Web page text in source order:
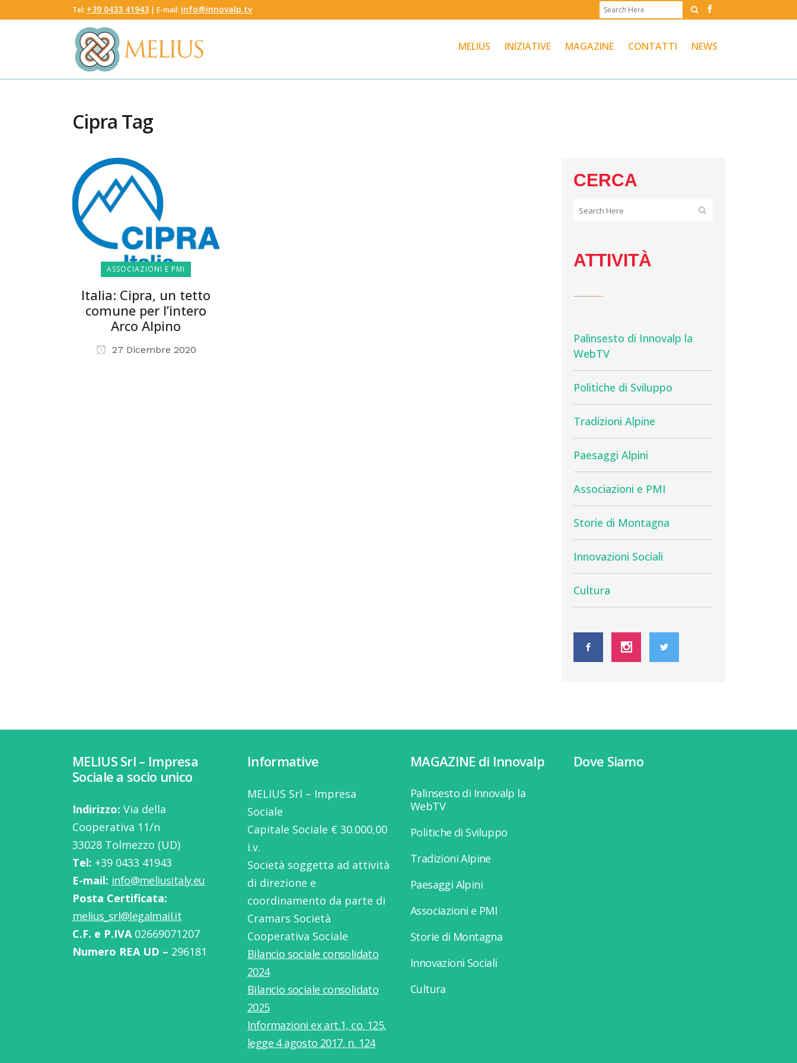
Tel: ‭+39 0433 41943 ‬ | E-mail: info@innovalp.tv
MELIUS INIZIATIVE MAGAZINE CONTATTI NEWS
Cipra Tag
ASSOCIAZIONI E PMI
Italia: Cipra, un tetto
comune per l’intero
Arco Alpino
27 Dicembre 2020
CERCA
ATTIVITÀ
Palinsesto di Innovalp la
WebTV
Politiche di Sviluppo
Tradizioni Alpine
Paesaggi Alpini
Associazioni e PMI
Storie di Montagna
Innovazioni Sociali
Cultura
MELIUS Srl – Impresa
Sociale a socio unico
Indirizzo: Via della
Cooperativa 11/n
33028 Tolmezzo (UD)
Tel: ‭+39 0433 41943
E-mail: info@meliusitaly.eu
Posta Certificata:
melius_srl@legalmail.it
C.F. e P.IVA02669071207
Numero REA UD – 296181
Informative
MELIUS Srl – Impresa
Sociale
Capitale Sociale € 30.000,00
i.v.
Società soggetta ad attività
di direzione e
coordinamento da parte di
Cramars Società
Cooperativa Sociale
Bilancio sociale consolidato
2024
Bilancio sociale consolidato
2025
Informazioni ex art.1, co. 125,
legge 4 agosto 2017, n. 124
MAGAZINE di Innovalp
Palinsesto di Innovalp la
WebTV
Politiche di Sviluppo
Tradizioni Alpine
Paesaggi Alpini
Associazioni e PMI
Storie di Montagna
Innovazioni Sociali
Cultura
Dove Siamo